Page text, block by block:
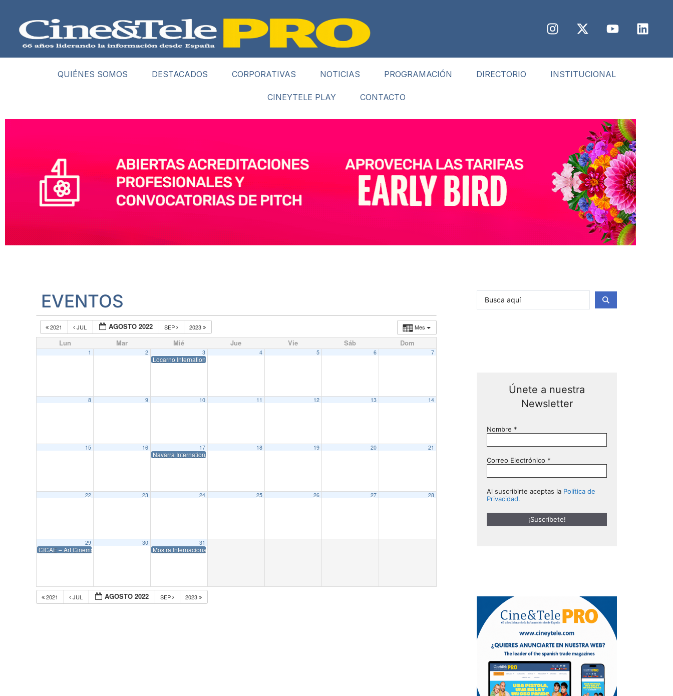
QUIÉNES SOMOS DESTACADOS CORPORATIVAS NOTICIAS PROGRAMACIÓN DIRECTORIO INSTITUCIONAL
CINEYTELE PLAY CONTACTO
EVENTOS
Mes
2021 JUL AGOSTO 2022 SEP 2023
Lun Mar Mié Jue Vie Sáb Dom
1 2 3
Locarno International Film Festival 2022
4 5 6 7
8 9 10 11 12 13 14
15 16 17
Navarra International Film Festival – NIFF 2022
18 19 20 21
22 23 24 25 26 27 28
29
CICAE – Art Cinema Training 2022
30 31
Mostra Internacional de Cine de Venecia – La Biennale di Venezia 2022
2021 JUL AGOSTO 2022 SEP 2023
Únete a nuestra
Newsletter
Nombre *
Correo Electrónico *
Al suscribirte aceptas la Política de
Privacidad.